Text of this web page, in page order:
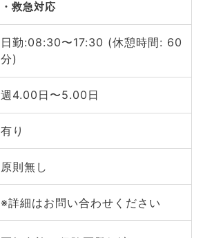
救急対応
日勤:08:30〜17:30 (休憩時間: 60
分)
週4.00日〜5.00日
有り
原則無し
※詳細はお問い合わせください